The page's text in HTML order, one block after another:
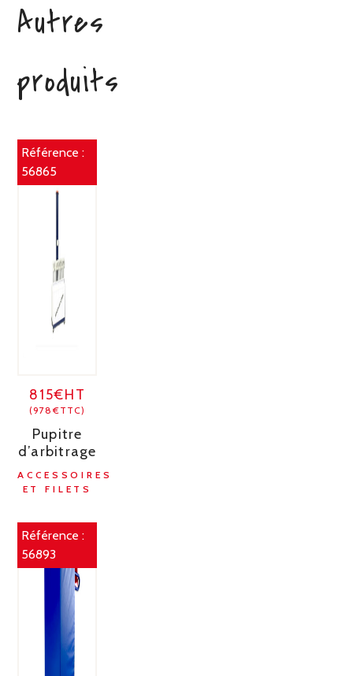
Autres
produits
Référence :
56865
815€HT
(978€TTC)
Pupitre
d’arbitrage
ACCESSOIRES
ET FILETS
Référence :
56893